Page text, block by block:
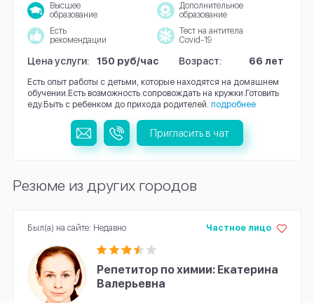
Высшее
образование
Дополнительное
образование
Есть
рекомендации
Тест на антитела
Covid-19
Цена услуги: 150 руб/час Возраст: 66 лет
Есть опыт работы с детьми, которые находятся на домашнем
обучении.Есть возможность сопровождать на кружки.Готовить
еду.Быть с ребенком до прихода родителей. подробнее
Пригласить в чат
Резюме из других городов
Репетитор по химии: Екатерина
Валерьевна
Частное лицо
Был(а) на сайте: Недавно